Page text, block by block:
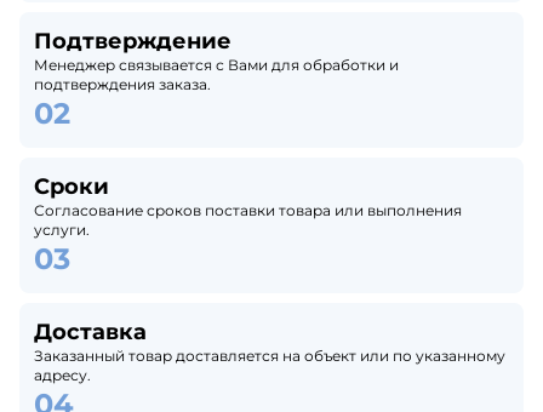
Подтверждение
Менеджер связывается с Вами для обработки и
подтверждения заказа.
Сроки
Согласование сроков поставки товара или выполнения
услуги.
Доставка
Заказанный товар доставляется на объект или по указанному
адресу.